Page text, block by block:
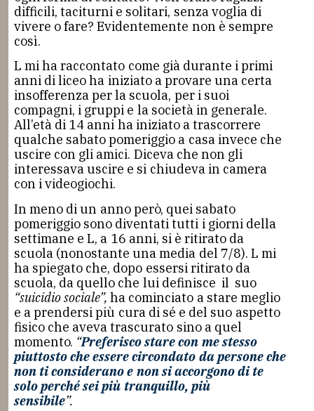
difficili, taciturni e solitari, senza voglia di
vivere o fare? Evidentemente non è sempre
così.
L mi ha raccontato come già durante i primi
anni di liceo ha iniziato a provare una certa
insofferenza per la scuola, per i suoi
compagni, i gruppi e la società in generale.
All’età di 14 anni ha iniziato a trascorrere
qualche sabato pomeriggio a casa invece che
uscire con gli amici. Diceva che non gli
interessava uscire e si chiudeva in camera
con i videogiochi.
In meno di un anno però, quei sabato
pomeriggio sono diventati tutti i giorni della
settimane e L, a 16 anni, si è ritirato da
scuola (nonostante una media del 7/8). L mi
ha spiegato che, dopo essersi ritirato da
scuola, da quello che lui definisce il suo
“suicidio sociale”, ha cominciato a stare meglio
e a prendersi più cura di sé e del suo aspetto
fisico che aveva trascurato sino a quel
momento. “Preferisco stare con me stesso
piuttosto che essere circondato da persone che
non ti considerano e non si accorgono di te
solo perché sei più tranquillo, più
sensibile”.